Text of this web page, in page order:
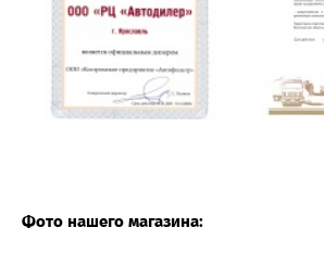
Фото нашего магазина: